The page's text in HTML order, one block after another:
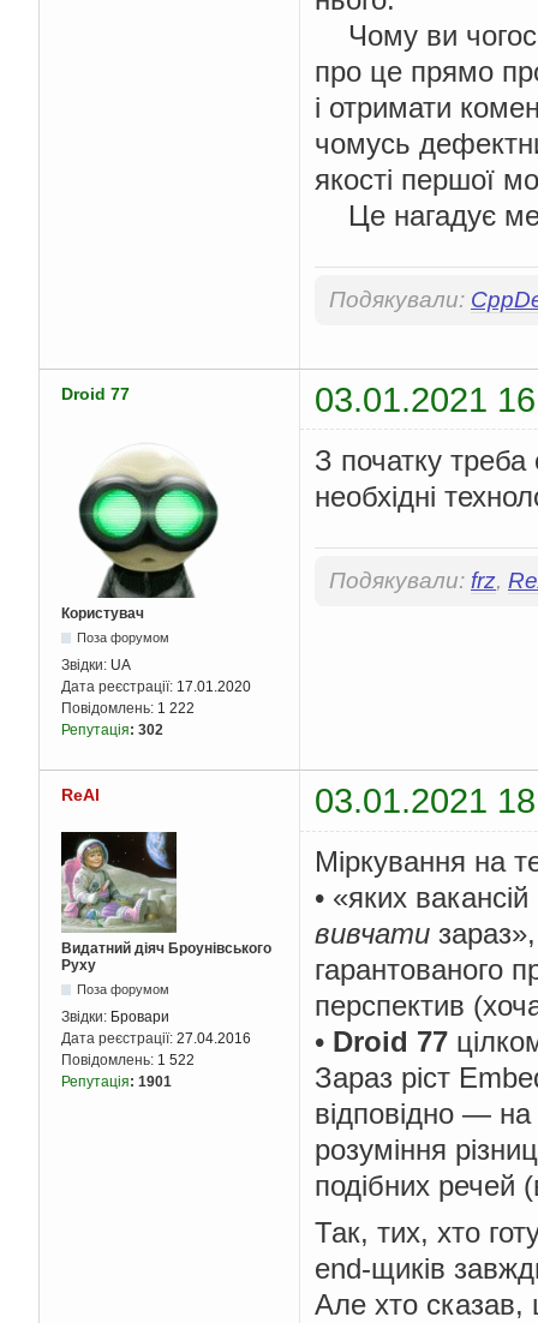
Чому ви
про це прямо
і отримати
чомусь
якості першої
Це нагадує
Подякували:
Droid 77 03.01.2021
Користувач
Поза форумом
Звідки: UA
Дата реєстрації: 17.01.2020
Повідомлень: 1 222
Репутація: 302
З початку треба
необхідні
Подякували: frz,
ReAl 03.01.2021
Видатний діяч Броунівського
Руху
Поза форумом
Звідки: Бровари
Дата реєстрації: 27.04.2016
Повідомлень: 1 522
Репутація: 1901
Міркування на
• «яких
вивчати
гарантованого
перспектив
• Droid 77
Зараз ріст
відповідно — на
розуміння
подібних речей
Так, тих, хто
end-щиків
Але хто сказав,